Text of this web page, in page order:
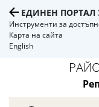
ЕДИНЕН ПОРТАЛ
Инструменти за
Карта на сайта
English